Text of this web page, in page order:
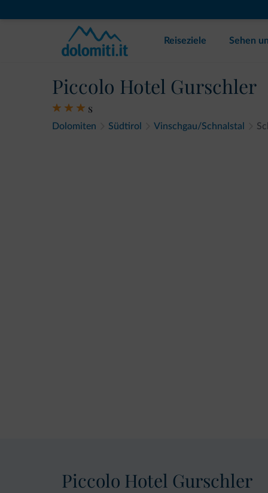
Reiseziele Sehen
Piccolo Hotel Gurschler
s
Dolomiten Südtirol Vinschgau/Schnalstal
Piccolo Hotel Gurschler